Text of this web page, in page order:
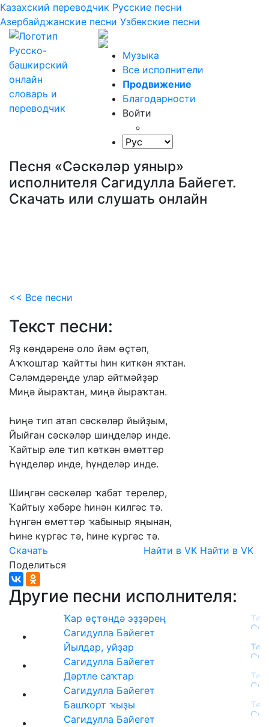
Казахский переводчик Русские песни
Азербайджанские песни Узбекские песни
Музыка
Все исполнители
Продвижение
Благодарности
Войти
Песня «Сәскәләр уяныр»
исполнителя Сагидулла Байегет.
Скачать или слушать онлайн
<< Все песни
Текст песни:
Яҙ көндәренә оло йәм өҫтәп,
Аҡҡоштар ҡайтты һин киткән яҡтан.
Сәләмдәреңде улар әйтмәйҙәр
Миңә йыраҡтан, миңә йыраҡтан.
Һиңә тип атап сәскәләр йыйҙым,
Йыйған сәскәләр шиңделәр инде.
Ҡайтыр әле тип көткән өмөттәр
Һүнделәр инде, һүнделәр инде.
Шиңгән сәскәләр ҡабат терелер,
Ҡайтыу хәбәре һинән килгәс тә.
Һүнгән өмөттәр ҡабыныр яңынан,
Һине күргәс тә, һине күргәс тә.
Скачать
Найти в VK Найти в VK
Поделиться
Другие песни исполнителя:
Ҡар өҫтөндә эҙҙәрең
Сагидулла Байегет
Йылдар, уйҙар
Сагидулла Байегет
Дәртле саҡтар
Сагидулла Байегет
Башҡорт ҡыҙы
Сагидулла Байегет